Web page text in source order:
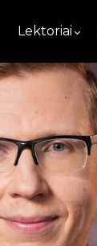
Lektoriai